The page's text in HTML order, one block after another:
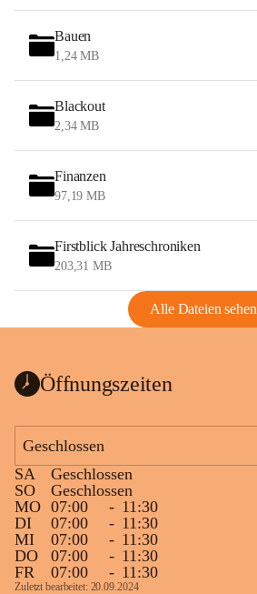
Bauen
1,24 MB
Blackout
2,34 MB
Finanzen
97,19 MB
Firstblick Jahreschroniken
203,31 MB
Alle Dateien sehen
Öffnungszeiten
Geschlossen
SA
Geschlossen
SO
Geschlossen
MO 07:00 - 11:30
DI
07:00 - 11:30
MI
07:00 - 11:30
DO
07:00 - 11:30
FR
07:00 - 11:30
Zuletzt bearbeitet: 20.09.2024